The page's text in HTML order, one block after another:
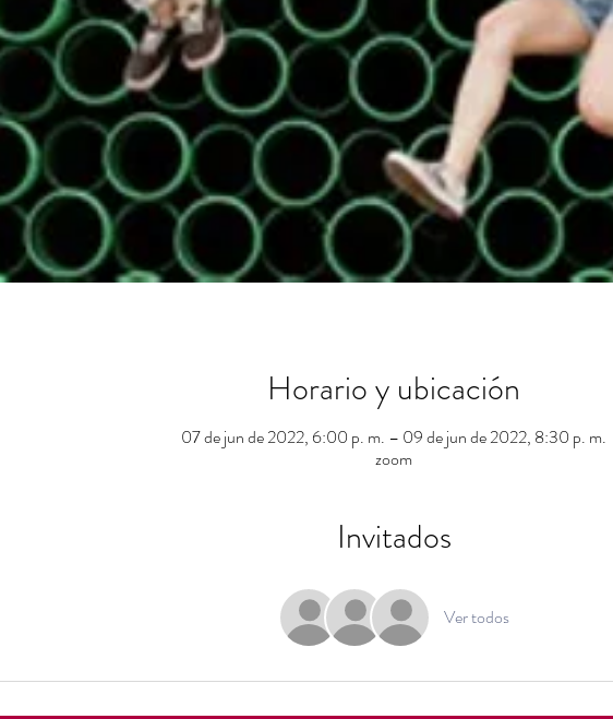
Horario y ubicación
07 de jun de 2022, 6:00 p. m. – 09 de jun de 2022, 8:30 p. m.
zoom
Invitados
Ver todos